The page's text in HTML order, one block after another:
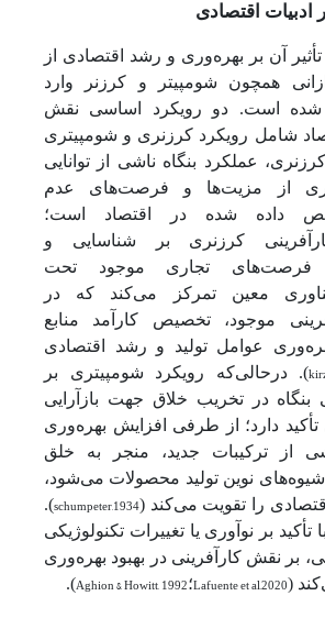
تأثیر آن بر بهره‌وری و رشد اقتصادی از
همچون شومپیتر و کرزنر وارد
شده است. دو رویکرد اساسی نقش
شامل رویکرد کرزنری و شومپیتری
عملکرد بنگاه ناشی از توانایی
از مزیت‌ها و فرصت‌های عدم
داده شده در اقتصاد است؛
کرزنری بر شناسایی و
فرصت‌های تجاری موجود تحت
معین تمرکز می‌کند که در
موجود، تخصیص کارآمد منابع
عوامل تولید و رشد اقتصادی
). درحالی‌که رویکرد شومپیتری بر
بنگاه در تخریب خلاق جهت بازآرایی
تأکید دارد؛ از طرفی افزایش بهره‌وری
از ترکیبات جدید، منجر به خلق
شیوه‌های نوین تولید محصولات می‌شود،
را تقویت می‌کند (schumpeter,1934
).
تأکید بر نوآوری یا تغییرات تکنولوژیکی
بر نقش کارآفرینی در بهبود بهره‌وری
(
Lafuente et al,2020؛Aghion & Howitt, 1992
).